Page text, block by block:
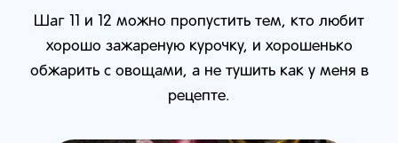
Шаг 11 и 12 можно пропустить тем, кто любит
хорошо зажареную курочку, и хорошенько
обжарить с овощами, а не тушить как у меня в
рецепте.